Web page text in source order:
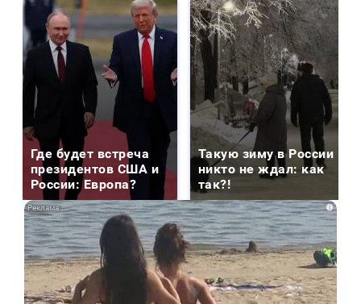
Где будет встреча
президентов США и
России: Европа?
Такую зиму в России
никто не ждал: как
так?!
i